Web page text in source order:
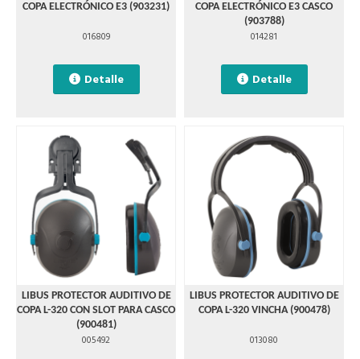
COPA ELECTRÓNICO E3 (903231)
016809
Detalle
COPA ELECTRÓNICO E3 CASCO
(903788)
014281
Detalle
LIBUS PROTECTOR AUDITIVO DE
COPA L-320 CON SLOT PARA CASCO
(900481)
005492
LIBUS PROTECTOR AUDITIVO DE
COPA L-320 VINCHA (900478)
013080